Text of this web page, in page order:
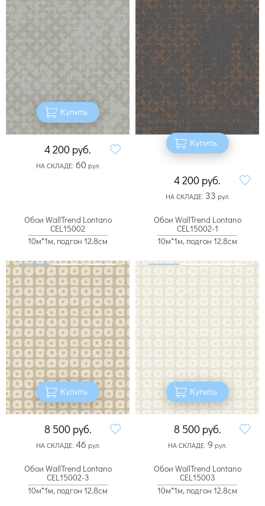
Купить
4 200 руб.
НА СКЛАДЕ: 60рул.
Купить
4 200 руб.
НА СКЛАДЕ: 33 рул.
Обои WallTrend Lontano
CEL15002
10м*1м, подгон 12.8см
Купить
8 500 руб.
НА СКЛАДЕ: 46 рул.
Обои WallTrend Lontano
CEL15002-1
10м*1м, подгон 12.8см
Купить
8 500 руб.
НА СКЛАДЕ: 9 рул.
Обои WallTrend Lontano
CEL15002-3
10м*1м, подгон 12.8см
Обои WallTrend Lontano
CEL15003
10м*1м, подгон 12.8см